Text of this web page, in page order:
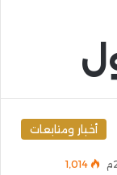
أخبار ومتابعات
1٬014